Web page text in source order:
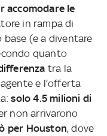
accomodare le
in rampa di
(e a diventare
quanto
tra la
e l’offerta
solo 4.5 milioni di
non arrivarono
per Houston, dove